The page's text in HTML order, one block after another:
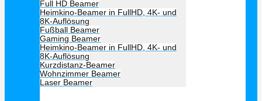
Full HD Beamer
Heimkino-Beamer in FullHD, 4K- und
8K-Auflösung
Fußball Beamer
Gaming Beamer
Heimkino-Beamer in FullHD, 4K- und
8K-Auflösung
Kurzdistanz-Beamer
Wohnzimmer Beamer
Laser Beamer